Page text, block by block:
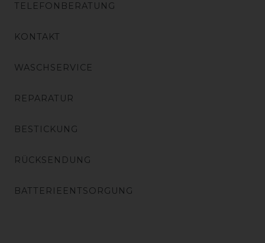
TELEFONBERATUNG
KONTAKT
WASCHSERVICE
REPARATUR
BESTICKUNG
RÜCKSENDUNG
BATTERIEENTSORGUNG